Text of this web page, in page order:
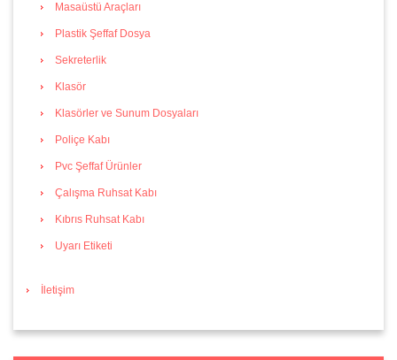
Masaüstü Araçları
Plastik Şeffaf Dosya
Sekreterlik
Klasör
Klasörler ve Sunum Dosyaları
Poliçe Kabı
Pvc Şeffaf Ürünler
Çalışma Ruhsat Kabı
Kıbrıs Ruhsat Kabı
Uyarı Etiketi
İletişim